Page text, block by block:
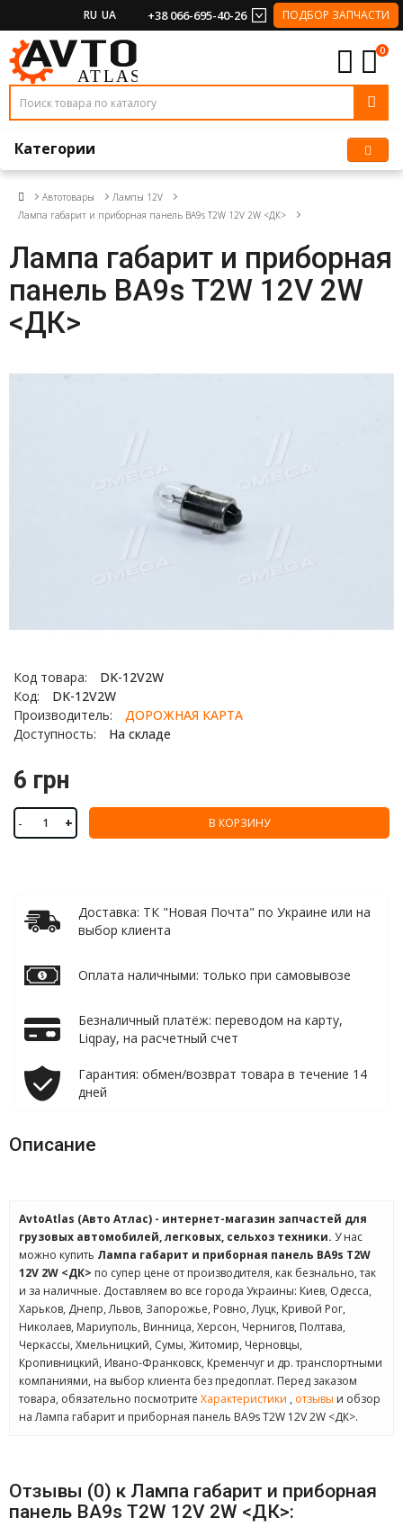
RU UA +38 066-695-40-26 ПОДБОР ЗАПЧАСТИ
0
Категории
Автотовары
Лампы 12V
Лампа габарит и приборная панель BA9s T2W 12V 2W <ДК>
Лампа габарит и приборная
панель BA9s T2W 12V 2W
<ДК>
Код товара:
DK-12V2W
Код:
DK-12V2W
Производитель:
ДОРОЖНАЯ КАРТА
Доступность:
На складе
6 грн
- + В КОРЗИНУ
Доставка: ТК "Новая Почта" по Украине или на
выбор клиента
Оплата наличными: только при самовывозе
Безналичный платёж: переводом на карту,
Liqpay, на расчетный счет
Гарантия: обмен/возврат товара в течение 14
дней
Описание
AvtoAtlas (Авто Атлас) - интернет-магазин запчастей для
грузовых автомобилей, легковых, сельхоз техники. У нас
можно купить Лампа габарит и приборная панель BA9s T2W
12V 2W <ДК> по супер цене от производителя, как безнально, так
и за наличные. Доставляем во все города Украины: Киев, Одесса,
Харьков, Днепр, Львов, Запорожье, Ровно, Луцк, Кривой Рог,
Николаев, Мариуполь, Винница, Херсон, Чернигов, Полтава,
Черкассы, Хмельницкий, Сумы, Житомир, Черновцы,
Кропивницкий, Ивано-Франковск, Кременчуг и др. транспортными
компаниями, на выбор клиента без предоплат. Перед заказом
товара, обязательно посмотрите Характеристики , отзывы и обзор
на Лампа габарит и приборная панель BA9s T2W 12V 2W <ДК>.
Отзывы (0) к Лампа габарит и приборная
панель BA9s T2W 12V 2W <ДК>: